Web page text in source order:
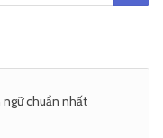
chuẩn nhất